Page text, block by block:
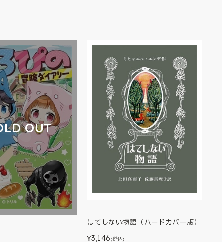
OUT
はてしない物語（ハードカバー版）
¥3,146 (税込)